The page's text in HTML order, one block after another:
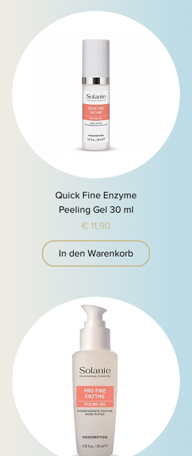
Quick Fine Enzyme
Peeling Gel 30 ml
Preis
€ 11,90
In den Warenkorb